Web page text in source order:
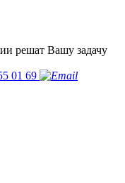
решат Вашу задачу
01 69